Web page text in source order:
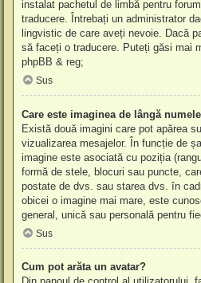
instalat pachetul de limbă pentru
traducere. Întrebați un administrator
lingvistic de care aveți nevoie. Dacă
să faceți o traducere. Puteți găsi mai
phpBB & reg;
Sus
Care este imaginea de lângă
Există două imagini care pot apărea
vizualizarea mesajelor. În funcție de
imagine este asociată cu poziția
formă de stele, blocuri sau puncte,
postate de dvs. sau starea dvs. în
obicei o imagine mai mare, este
general, unică sau personală pentru
Sus
Cum pot arăta un avatar?